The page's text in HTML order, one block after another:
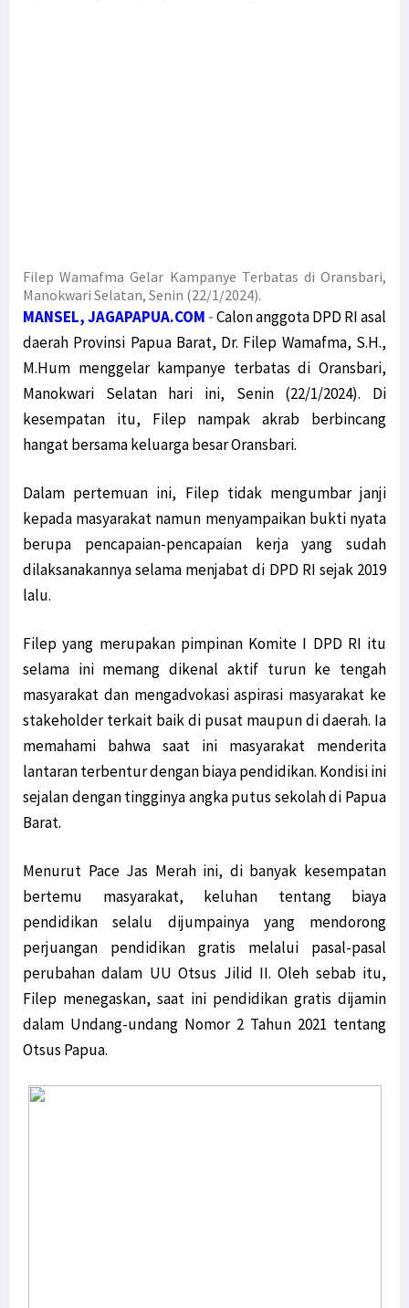
Filep Wamafma Gelar Kampanye Terbatas di Oransbari,
Manokwari Selatan, Senin (22/1/2024).
MANSEL, JAGAPAPUA.COM -Calon anggota DPD RI asal
daerah Provinsi Papua Barat, Dr. Filep Wamafma, S.H.,
M.Hum menggelar kampanye terbatas di Oransbari,
Manokwari Selatan hari ini, Senin (22/1/2024). Di
kesempatan itu, Filep nampak akrab berbincang
hangat bersama keluarga besar Oransbari.
Dalam pertemuan ini, Filep tidak mengumbar janji
kepada masyarakat namun menyampaikan bukti nyata
berupa pencapaian-pencapaian kerja yang sudah
dilaksanakannya selama menjabat di DPD RI sejak 2019
lalu.
Filep yang merupakan pimpinan Komite I DPD RI itu
selama ini memang dikenal aktif turun ke tengah
masyarakat dan mengadvokasi aspirasi masyarakat ke
stakeholder terkait baik di pusat maupun di daerah. Ia
memahami bahwa saat ini masyarakat menderita
lantaran terbentur dengan biaya pendidikan. Kondisi ini
sejalan dengan tingginya angka putus sekolah di Papua
Barat.
Menurut Pace Jas Merah ini, di banyak kesempatan
bertemu masyarakat, keluhan tentang biaya
pendidikan selalu dijumpainya yang mendorong
perjuangan pendidikan gratis melalui pasal-pasal
perubahan dalam UU Otsus Jilid II. Oleh sebab itu,
Filep menegaskan, saat ini pendidikan gratis dijamin
dalam Undang-undang Nomor 2 Tahun 2021 tentang
Otsus Papua.